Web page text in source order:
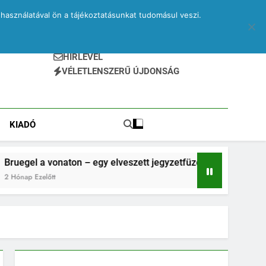
HÍRLEVÉL
VÉLETLENSZERŰ ÚJDONSÁG
KIADÓ
– egy elveszett jegyzetfüzet kitépett lapjai
ön a tájékoztatásunkat tudomásul veszi.